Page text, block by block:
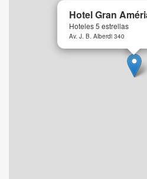
Hotel Gran
Hoteles 5 estrellas
Av. J. B. Alberdi 340